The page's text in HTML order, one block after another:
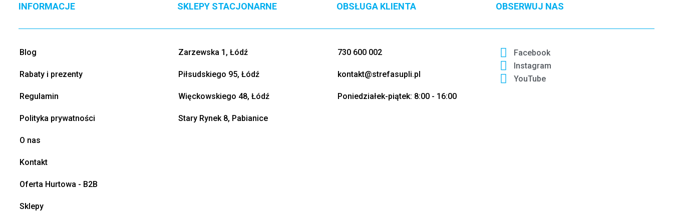
INFORMACJE
Blog
Rabaty i prezenty
Regulamin
Polityka prywatności
O nas
Kontakt
Oferta Hurtowa - B2B
Sklepy
SKLEPY STACJONARNE
Zarzewska 1, Łódź
Piłsudskiego 95, Łódź
Więckowskiego 48, Łódź
Stary Rynek 8, Pabianice
OBSŁUGA KLIENTA
730 600 002
kontakt@strefasupli.pl
Poniedziałek-piątek: 8:00 - 16:00
OBSERWUJ NAS
Facebook
Instagram
YouTube